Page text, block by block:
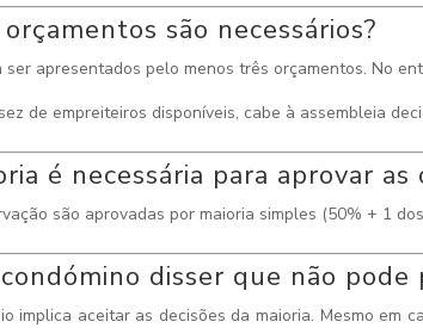
são necessários?
ser apresentados pelo menos três orçamentos. No
de empreiteiros disponíveis, cabe à assembleia
é necessária para aprovar as
são aprovadas por maioria simples (50% + 1
disser que não pode
implica aceitar as decisões da maioria. Mesmo